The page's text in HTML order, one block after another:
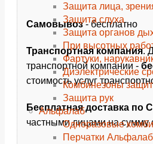
Защита лица,
Защита слуха
Защита органов
При высотных
Фартуки,
Диэлектрические
Комбинезоны
Защита рук
Альфалаб
Одноразовые
Перчатки Альфалаб
Самовывоз- бесплатно
Транспортная компания.
транспортной компании -
стоимость услуг
Бесплатная доставка по
частными лицами на сумму